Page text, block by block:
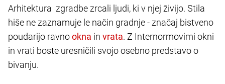
Arhitektura zgradbe zrcali ljudi, ki v njej živijo. Stila
hiše ne zaznamuje le način gradnje - značaj bistveno
poudarijo ravno
in
. Z Internormovimi okni
in vrati boste uresničili svojo osebno predstavo o
bivanju.